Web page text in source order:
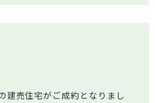
建売住宅がご成約となりまし